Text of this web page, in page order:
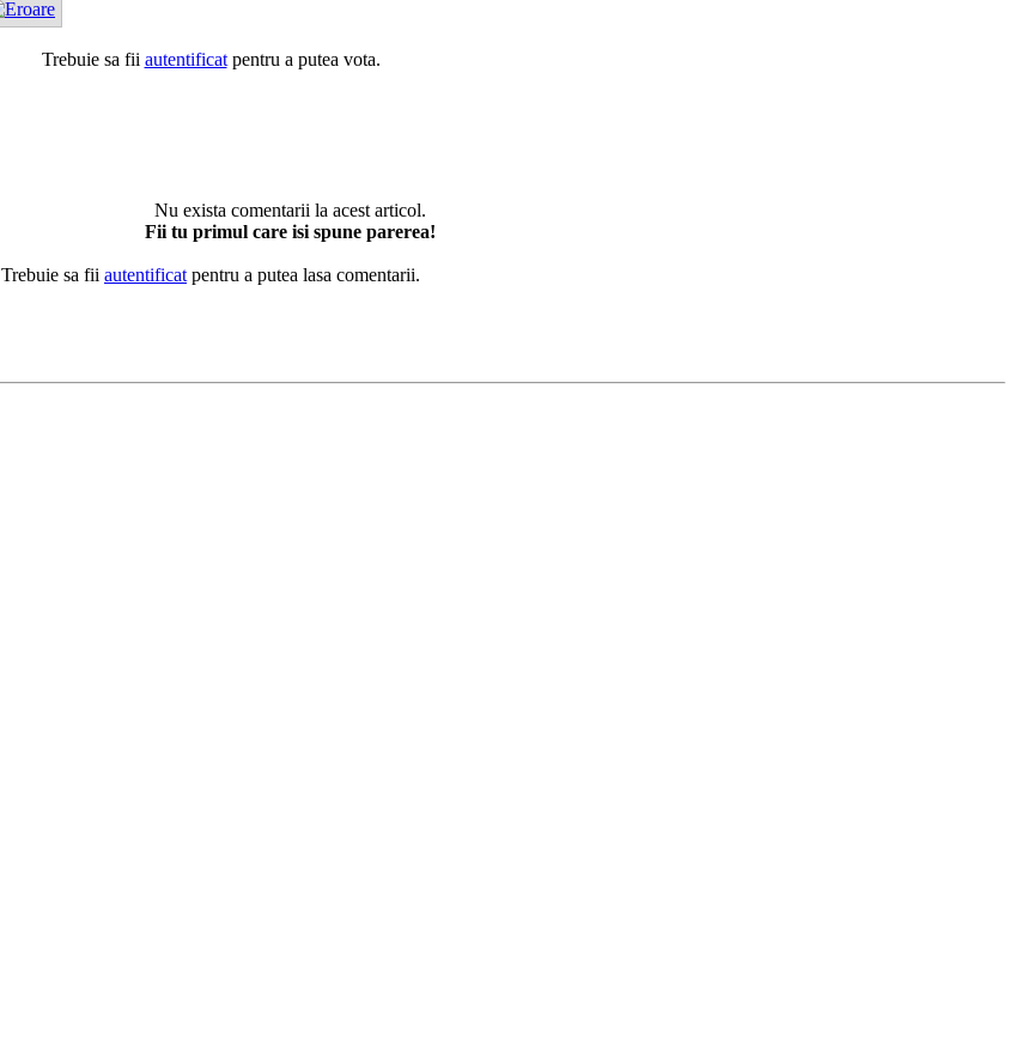
Trebuie sa fii autentificatpentru a putea vota.
Nu exista comentarii la acest articol.
Fii tu primul care isi spune parerea!
Trebuie sa fii autentificat pentru a putea lasa comentarii.